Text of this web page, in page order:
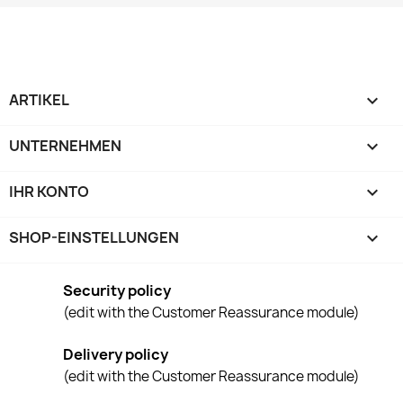
ARTIKEL 
UNTERNEHMEN 
IHR KONTO 
SHOP-EINSTELLUNGEN keyboard_arrow_down
Security policy
(edit with the Customer Reassurance module)
Delivery policy
(edit with the Customer Reassurance module)